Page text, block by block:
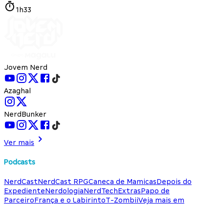
1h33
Jovem Nerd
Azaghal
NerdBunker
Ver mais
Podcasts
NerdCastNerdCast RPGCaneca de MamicasDepois do
ExpedienteNerdologiaNerdTechExtrasPapo de
ParceiroFrança e o LabirintoT-ZombiiVeja mais em